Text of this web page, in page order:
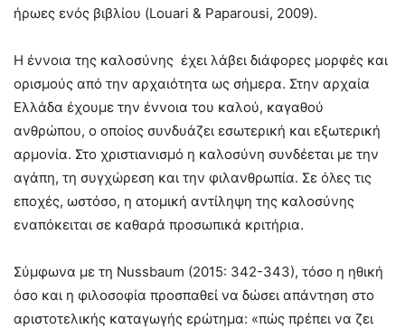
ήρωες ενός βιβλίου (Louari & Paparousi, 2009).
Η έννοια της καλοσύνης έχει λάβει διάφορες μορφές και
ορισμούς από την αρχαιότητα ως σήμερα. Στην αρχαία
Ελλάδα έχουμε την έννοια του καλού, καγαθού
ανθρώπου, ο οποίος συνδυάζει εσωτερική και εξωτερική
αρμονία. Στο χριστιανισμό η καλοσύνη συνδέεται με την
αγάπη, τη συγχώρεση και την φιλανθρωπία. Σε όλες τις
εποχές, ωστόσο, η ατομική αντίληψη της καλοσύνης
εναπόκειται σε καθαρά προσωπικά κριτήρια.
Σύμφωνα με τη Nussbaum (2015: 342-343), τόσο η ηθική
όσο και η φιλοσοφία προσπαθεί να δώσει απάντηση στο
αριστοτελικής καταγωγής ερώτημα: «πώς πρέπει να ζει